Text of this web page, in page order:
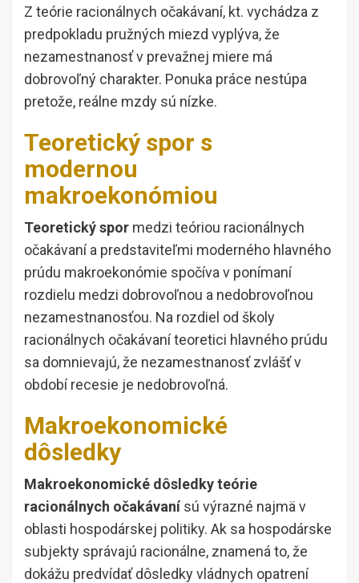
Z teórie racionálnych očakávaní, kt. vychádza z
predpokladu pružných miezd vyplýva, že
nezamestnanosť v prevažnej miere má
dobrovoľný charakter. Ponuka práce nestúpa
pretože, reálne mzdy sú nízke.
Teoretický spor s
modernou
makroekonómiou
Teoretický spor medzi teóriou racionálnych
očakávaní a predstaviteľmi moderného hlavného
prúdu makroekonómie spočíva v ponímaní
rozdielu medzi dobrovoľnou a nedobrovoľnou
nezamestnanosťou. Na rozdiel od školy
racionálnych očakávaní teoretici hlavného prúdu
sa domnievajú, že nezamestnanosť zvlášť v
období recesie je nedobrovoľná.
Makroekonomické
dôsledky
Makroekonomické dôsledky teórie
racionálnych očakávanísú výrazné najmä v
oblasti hospodárskej politiky. Ak sa hospodárske
subjekty správajú racionálne, znamená to, že
dokážu predvídať dôsledky vládnych opatrení